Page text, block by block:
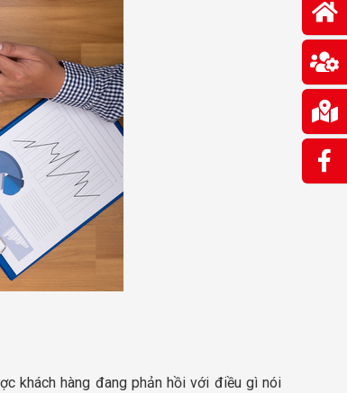
khách hàng đang phản hồi với điều gì nói